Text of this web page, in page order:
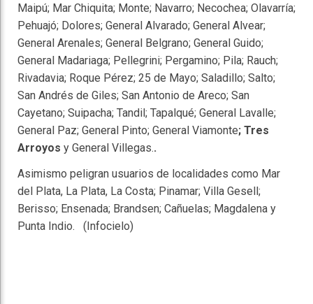
Maipú; Mar Chiquita; Monte; Navarro; Necochea; Olavarría;
Pehuajó; Dolores; General Alvarado; General Alvear;
General Arenales; General Belgrano; General Guido;
General Madariaga; Pellegrini; Pergamino; Pila; Rauch;
Rivadavia; Roque Pérez; 25 de Mayo; Saladillo; Salto;
San Andrés de Giles; San Antonio de Areco; San
Cayetano; Suipacha; Tandil; Tapalqué; General Lavalle;
General Paz; General Pinto; General Viamonte; Tres
Arroyos y General Villegas..
Asimismo peligran usuarios de localidades como Mar
del Plata, La Plata, La Costa; Pinamar; Villa Gesell;
Berisso; Ensenada; Brandsen; Cañuelas; Magdalena y
Punta Indio. (Infocielo)